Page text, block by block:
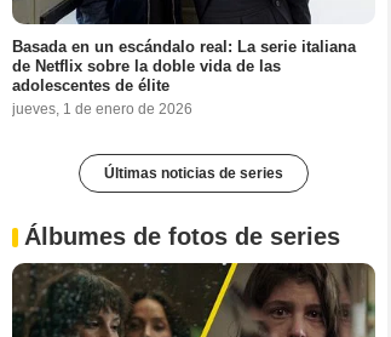
Basada en un escándalo real: La serie italiana
de Netflix sobre la doble vida de las
adolescentes de élite
jueves, 1 de enero de 2026
Últimas noticias de series
Álbumes de fotos de series